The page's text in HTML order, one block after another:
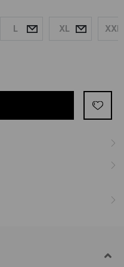
L XL XXL